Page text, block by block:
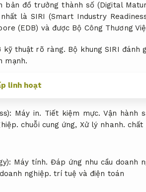
bản đồ trưởng thành số (Digital
là SIRI (Smart Industry
(EDB) và được Bộ Công Thương
kỹ thuật rõ ràng. Bộ khung SIRI đánh
mạnh.
linh hoạt
Máy in. Tiết kiệm mực. Vận hành
chuỗi cung ứng, Xử lý nhanh. chất
Máy tính. Đáp ứng nhu cầu doanh
nghiệp. trí tuệ và điện toán